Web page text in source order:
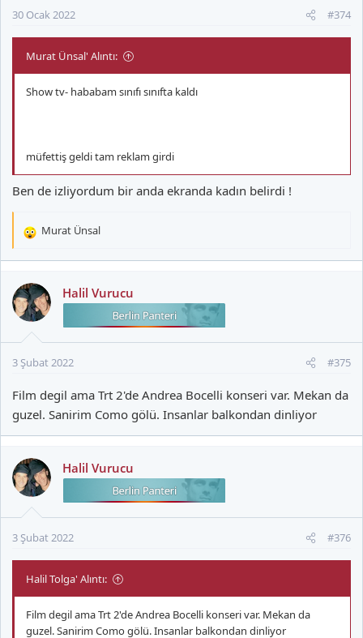
:
30 Ocak 2022 #374
Murat Ünsal' Alıntı:
Show tv- hababam sınıfı sınıfta kaldı
müfettiş geldi tam reklam girdi
Ben de izliyordum bir anda ekranda kadın belirdi !
T
k
i
l
:
Murat Ünsal
Halil Vurucu
3 Şubat 2022 #375
Film degil ama Trt 2'de Andrea Bocelli konseri var. Mekan da
guzel. Sanirim Como gölü. Insanlar balkondan dinliyor
Halil Vurucu
3 Şubat 2022 #376
Halil Tolga' Alıntı:
Film degil ama Trt 2'de Andrea Bocelli konseri var. Mekan da
guzel. Sanirim Como gölü. Insanlar balkondan dinliyor